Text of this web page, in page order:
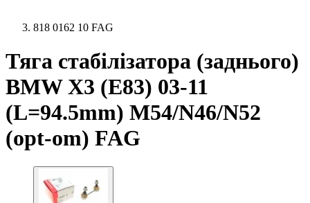
818 0162 10 FAG
Тяга стабілізатора (заднього)
BMW X3 (E83) 03-11
(L=94.5mm) M54/N46/N52
(opt-om) FAG